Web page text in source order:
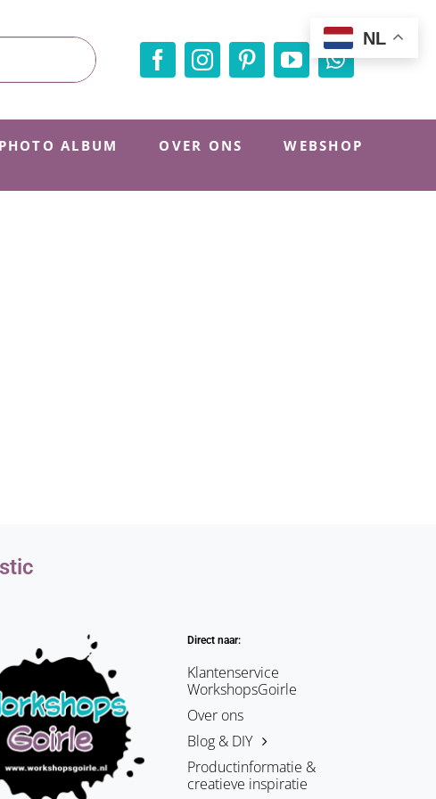
PHOTO ALBUM OVER ONS WEBSHOP
Direct naar:
Klantenservice
WorkshopsGoirle
Over ons
Blog & DIY
Productinformatie &
creatieve inspiratie
NL